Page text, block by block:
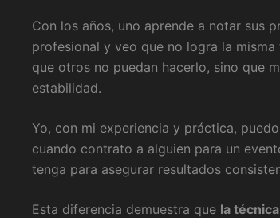
Con los años, uno aprende a notar sus
profesional y veo que no logra la
que otros no puedan hacerlo, sino que
estabilidad.
Yo, con mi experiencia y práctica,
cuando contrato a alguien para un
tenga para asegurar resultados
Esta diferencia demuestra que la